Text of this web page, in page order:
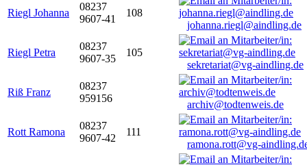
Riegl Johanna
08237
9607-41
108
johanna.riegl@aindling.de
Riegl Petra
08237
9607-35
105
sekretariat@vg-aindling.de
Riß Franz
08237
959156
archiv@todtenweis.de
Rott Ramona
08237
9607-42
111
ramona.rott@vg-